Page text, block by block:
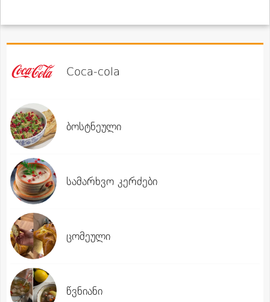
Coca-cola
ბოსტნეული
სამარხვო კერძები
ცომეული
წვნიანი